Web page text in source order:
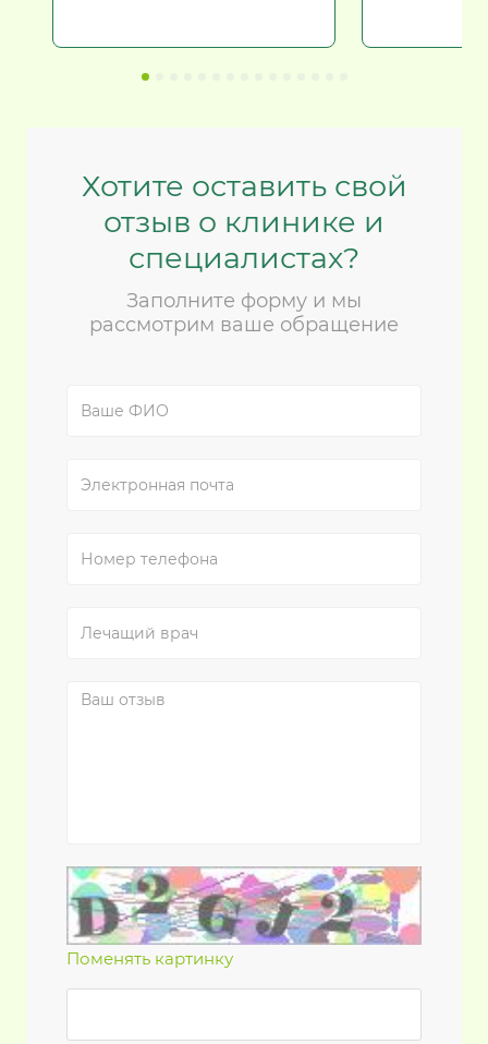
Хотите оставить свой
отзыв о клинике и
специалистах?
Заполните форму и мы
рассмотрим ваше обращение
Поменять картинку